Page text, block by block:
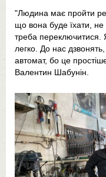
"Людина має пройти
що вона буде їхати, не
треба
легко. До нас
автомат, бо це
Валентин Шабунін.